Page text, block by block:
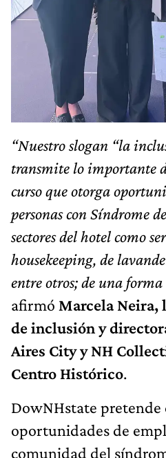
“Nuestro slogan “la
transmite lo importante
curso que otorga
personas con Síndrome
sectores del hotel como
housekeeping, de
entre otros; de una
afirmó Marcela Neira,
de inclusión y
Aires City y NH
Centro Histórico.
DowNHstate pretende
oportunidades de
comunidad del